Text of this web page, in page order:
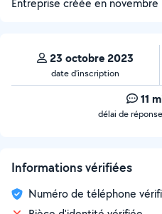
Entreprise créée en
23 octobre 2023
date d’inscription
11
délai de
Informations vérifiées
Numéro de téléphone